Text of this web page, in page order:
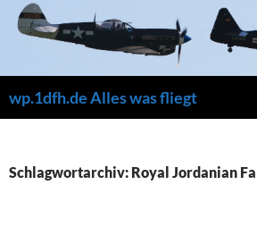
Zum
Inhalt
wp.1dfh.de Alles was fliegt
Schlagwortarchiv: Royal Jordanian